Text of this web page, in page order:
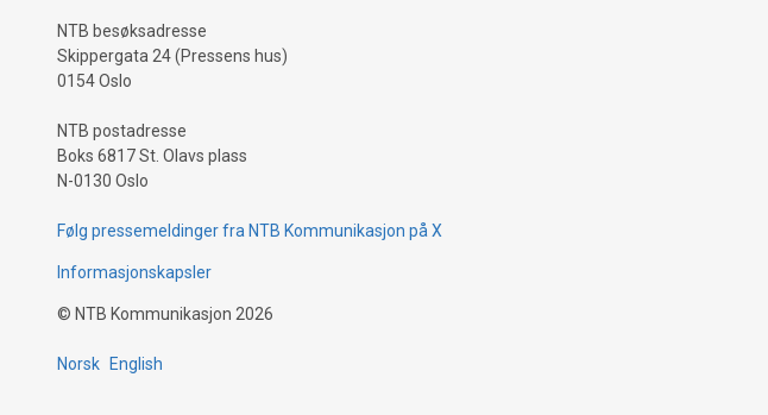
NTB besøksadresse
Skippergata 24 (Pressens hus)
0154 Oslo
NTB postadresse
Boks 6817 St. Olavs plass
N-0130 Oslo
Følg pressemeldinger fra NTB Kommunikasjon på X
Informasjonskapsler
© NTB Kommunikasjon 2026
Norsk English